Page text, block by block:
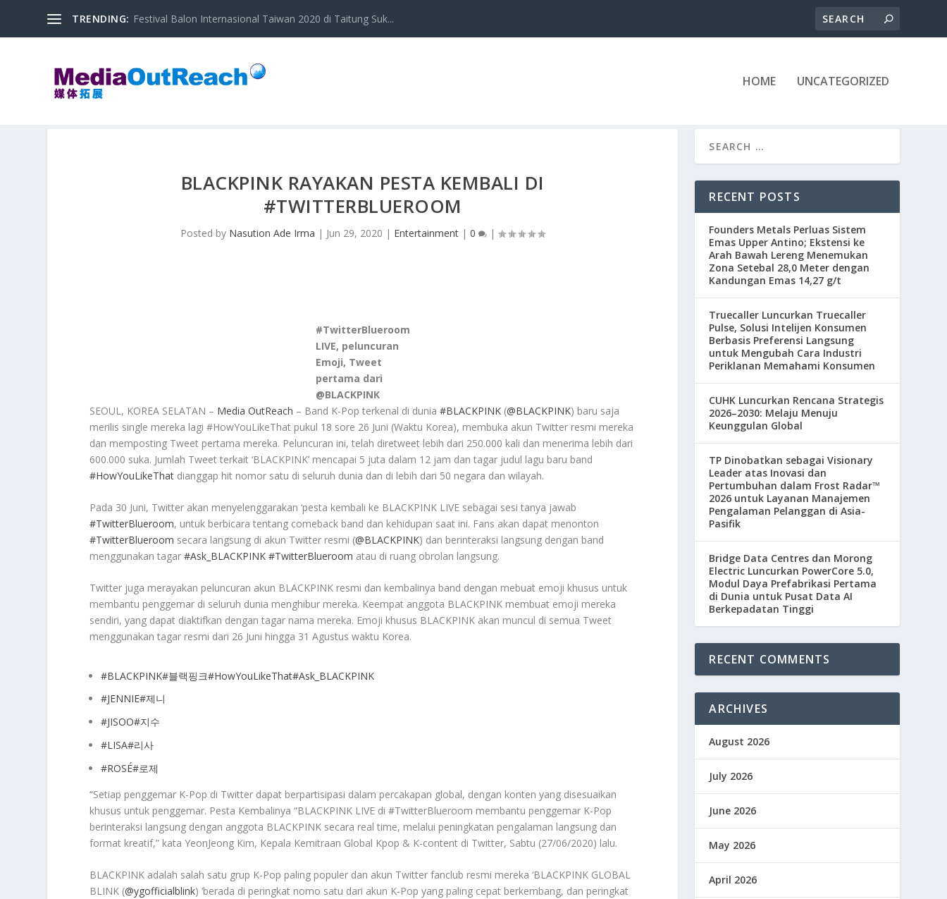
TRENDING: Festival Balon Internasional Taiwan 2020 di Taitung Suk...
HOME UNCATEGORIZED
BLACKPINK RAYAKAN PESTA KEMBALI DI
#TWITTERBLUEROOM
Posted by Nasution Ade Irma | Jun 29, 2020 | Entertainment |0 |
#TwitterBlueroom
LIVE, peluncuran
Emoji, Tweet
pertama dari
@BLACKPINK
SEOUL, KOREA SELATAN – Media OutReach – Band K-Pop terkenal di dunia#BLACKPINK (@BLACKPINK) baru saja
merilis single mereka lagi #HowYouLikeThat pukul 18 sore 26 Juni (Waktu Korea), membuka akun Twitter resmi mereka
dan memposting Tweet pertama mereka. Peluncuran ini, telah diretweet lebih dari 250.000 kali dan menerima lebih dari
600.000 suka. Jumlah Tweet terkait ‘BLACKPINK’ mencapai 5 juta dalam 12 jam dan tagar judul lagu baru band
#HowYouLikeThat dianggap hit nomor satu di seluruh dunia dan di lebih dari 50 negara dan wilayah.
Pada 30 Juni, Twitter akan menyelenggarakan ‘pesta kembali ke BLACKPINK LIVE sebagai sesi tanya jawab
#TwitterBlueroom, untuk berbicara tentang comeback band dan kehidupan saat ini. Fans akan dapat menonton
#TwitterBlueroom secara langsung di akun Twitter resmi (@BLACKPINK) dan berinteraksi langsung dengan band
menggunakan tagar#Ask_BLACKPINK #TwitterBlueroom atau di ruang obrolan langsung.
Twitter juga merayakan peluncuran akun BLACKPINK resmi dan kembalinya band dengan mebuat emoji khusus untuk
membantu penggemar di seluruh dunia menghibur mereka. Keempat anggota BLACKPINK membuat emoji mereka
sendiri, yang dapat diaktifkan dengan tagar nama mereka. Emoji khusus BLACKPINK akan muncul di semua Tweet
menggunakan tagar resmi dari 26 Juni hingga 31 Agustus waktu Korea.
#BLACKPINK#블랙핑크#HowYouLikeThat#Ask_BLACKPINK
#JENNIE#제니
#JISOO#지수
#LISA#리사
#ROSÉ#로제
“Setiap penggemar K-Pop di Twitter dapat berpartisipasi dalam percakapan global, dengan konten yang disesuaikan
khusus untuk penggemar. Pesta Kembalinya “BLACKPINK LIVE di #TwitterBlueroom membantu penggemar K-Pop
berinteraksi langsung dengan anggota BLACKPINK secara real time, melalui peningkatan pengalaman langsung dan
format kreatif,” kata YeonJeong Kim, Kepala Kemitraan Global Kpop & K-content di Twitter, Sabtu (27/06/2020) lalu.
BLACKPINK adalah salah satu grup K-Pop paling populer dan akun Twitter fanclub resmi mereka ‘BLACKPINK GLOBAL
BLINK (@ygofficialblink) ‘berada di peringkat nomo satu dari akun K-Pop yang paling cepat berkembang, dan peringkat
RECENT POSTS
Founders Metals Perluas Sistem
Emas Upper Antino; Ekstensi ke
Arah Bawah Lereng Menemukan
Zona Setebal 28,0 Meter dengan
Kandungan Emas 14,27 g/t
Truecaller Luncurkan Truecaller
Pulse, Solusi Intelijen Konsumen
Berbasis Preferensi Langsung
untuk Mengubah Cara Industri
Periklanan Memahami Konsumen
CUHK Luncurkan Rencana Strategis
2026–2030: Melaju Menuju
Keunggulan Global
TP Dinobatkan sebagai Visionary
Leader atas Inovasi dan
Pertumbuhan dalam Frost Radar™
2026 untuk Layanan Manajemen
Pengalaman Pelanggan di Asia-
Pasifik
Bridge Data Centres dan Morong
Electric Luncurkan PowerCore 5.0,
Modul Daya Prefabrikasi Pertama
di Dunia untuk Pusat Data AI
Berkepadatan Tinggi
RECENT COMMENTS
ARCHIVES
August 2026
July 2026
June 2026
May 2026
April 2026